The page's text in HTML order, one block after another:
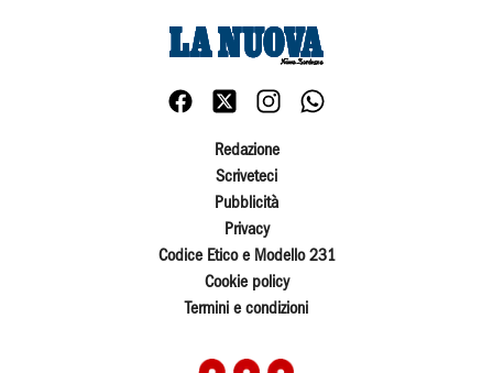
Redazione
Scriveteci
Pubblicità
Privacy
Codice Etico e Modello 231
Cookie policy
Termini e condizioni